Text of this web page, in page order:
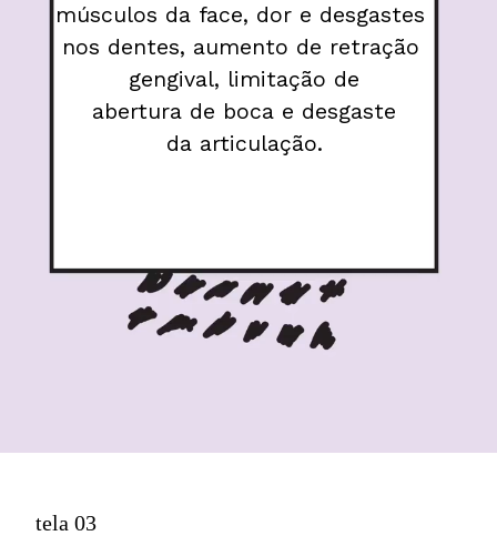
músculos da face, dor e desgastes
nos dentes, aumento de retração
gengival, limitação de
abertura de boca e desgaste
da articulação.
tela 03